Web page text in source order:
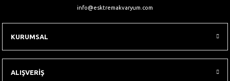
info@esktremakvaryum.com
KURUMSAL
ALIŞVERİŞ